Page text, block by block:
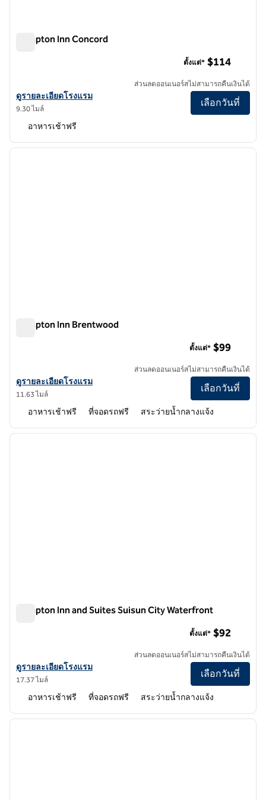
Hampton Inn Concord
ดูรายละเอียดโรงแรมสําหรับ Hampton Inn Concord
ดูรายละเอียดโรงแรม
9.30 ไมล์
ตั้งแต่* $114
ส่วนลดออนเนอร์สไม่สามารถคืนเงินได้
เลือกวันที่
อาหารเช้าฟรี
1 จาก 12
ภาพถั
Hampton Inn Brentwood
ดูรายละเอียดโรงแรมสําหรับ Hampton Inn Brentwood
ดูรายละเอียดโรงแรม
11.63 ไมล์
ตั้งแต่* $99
ส่วนลดออนเนอร์สไม่สามารถคืนเงินได้
เลือกวันที่
อาหารเช้าฟรี ที่จอดรถฟรี สระว่ายน้ำกลางแจ้ง
1 จาก 11
ภาพถั
Hampton Inn and Suites Suisun City Waterfront
ดูรายละเอียดโรงแรม Hampton Inn and Suites Suisun City
ดูรายละเอียดโรงแรม
17.37 ไมล์
ตั้งแต่* $92
ส่วนลดออนเนอร์สไม่สามารถคืนเงินได้
เลือกวันที่
อาหารเช้าฟรี ที่จอดรถฟรี สระว่ายน้ำกลางแจ้ง
1 จาก 12
ภาพถั